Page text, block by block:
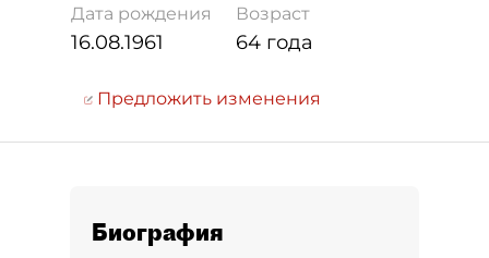
Дата рождения
16.08.1961
Возраст
64 года
Предложить изменения
Биография